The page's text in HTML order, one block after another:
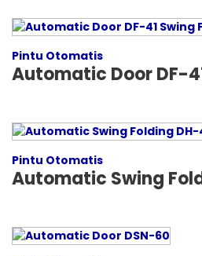
Pintu Otomatis
Automatic Door DF-
Pintu Otomatis
Automatic Swing